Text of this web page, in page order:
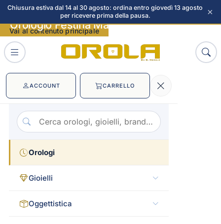
Chiusura estiva dal 14 al 30 agosto: ordina entro giovedì 13 agosto
per ricevere prima della pausa.
×
Vai al contenuto principale
ACCOUNT CARRELLO
Orologi
Gioielli
Oggettistica
Orologio Festina Mademoiselle immagini